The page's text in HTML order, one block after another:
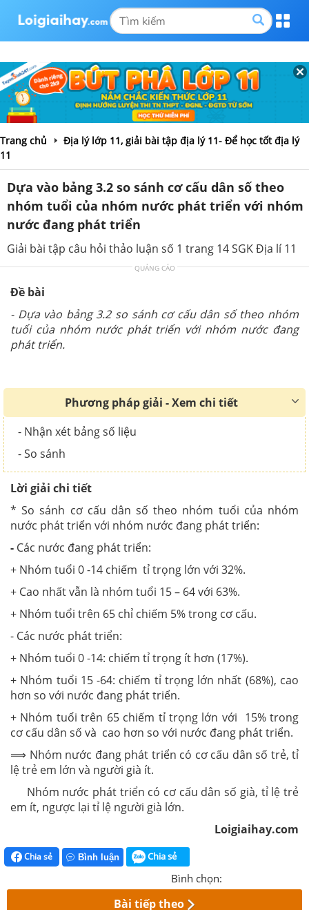
Trang chủ
Địa lý lớp 11, giải bài tập địa lý 11- Để học tốt địa lý
11
Dựa vào bảng 3.2 so sánh cơ cấu dân số theo
nhóm tuổi của nhóm nước phát triển với nhóm
nước đang phát triển
Giải bài tập câu hỏi thảo luận số 1 trang 14 SGK Địa lí 11
QUẢNG CÁO
Đề bài
- Dựa vào bảng 3.2 so sánh cơ cấu dân số theo nhóm
tuổi của nhóm nước phát triển với nhóm nước đang
phát triển.
Phương pháp giải - Xem chi tiết
- Nhận xét bảng số liệu
- So sánh
Lời giải chi tiết
* So sánh cơ cấu dân số theo nhóm tuổi của nhóm
nước phát triển với nhóm nước đang phát triển:
- Các nước đang phát triển:
+ Nhóm tuổi 0 -14 chiếm tỉ trọng lớn với 32%.
+ Cao nhất vẫn là nhóm tuổi 15 – 64 với 63%.
+ Nhóm tuổi trên 65 chỉ chiếm 5% trong cơ cấu.
- Các nước phát triển:
+ Nhóm tuổi 0 -14: chiếm tỉ trọng ít hơn (17%).
+ Nhóm tuổi 15 -64: chiếm tỉ trọng lớn nhất (68%), cao
hơn so với nước đang phát triển.
+ Nhóm tuổi trên 65 chiếm tỉ trọng lớn với 15% trong
cơ cấu dân số và cao hơn so với nước đang phát triển.
⟹ Nhóm nước đang phát triển có cơ cấu dân số trẻ, tỉ
lệ trẻ em lớn và người già ít.
Nhóm nước phát triển có cơ cấu dân số già, tỉ lệ trẻ
em ít, ngược lại tỉ lệ người già lớn.
Loigiaihay.com
Chia sẻ Bình luận Chia sẻ
Bình chọn:
Bài tiếp theo